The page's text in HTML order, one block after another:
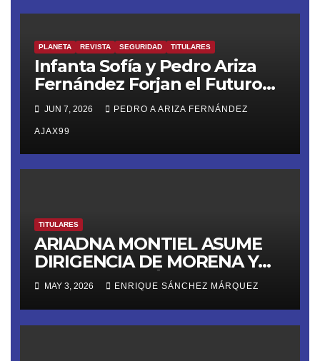
PLANETA REVISTA SEGURIDAD TITULARES
Infanta Sofía y Pedro Ariza
Fernández Forjan el Futuro
de la Soberanía Real
JUN 7, 2026 PEDRO A ARIZA FERNÁNDEZ
AJAX99
TITULARES
ARIADNA MONTIEL ASUME
DIRIGENCIA DE MORENA Y
LANZA ULTIMÁTUM RUMBO
AL 2027
MAY 3, 2026 ENRIQUE SÁNCHEZ MÁRQUEZ